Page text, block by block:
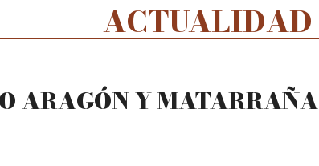
ACTUALIDAD
ARAGÓN Y MATARRAÑA